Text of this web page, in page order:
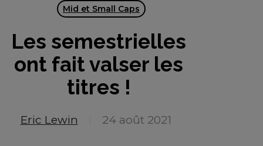
Mid et Small Caps
Les semestrielles
ont fait valser les
titres !
Eric Lewin 24 août 2021